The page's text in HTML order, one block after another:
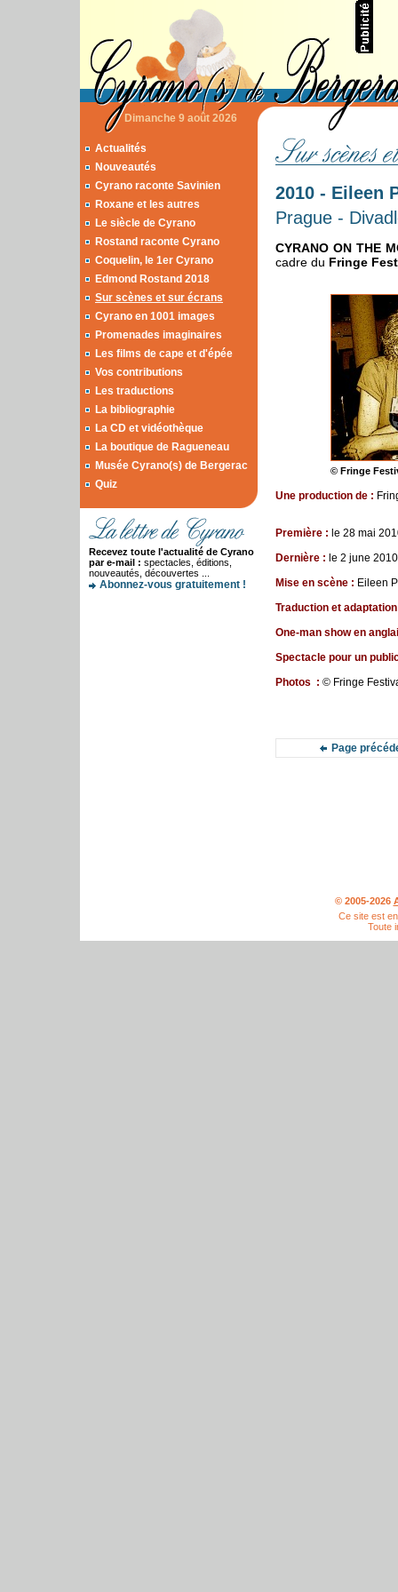
Dimanche 9 août 2026
Actualités
Nouveautés
Cyrano raconte Savinien
Roxane et les autres
Le siècle de Cyrano
Rostand raconte Cyrano
Coquelin, le 1er Cyrano
Edmond Rostand 2018
Sur scènes et sur écrans
Cyrano en 1001 images
Promenades imaginaires
Les films de cape et d'épée
Vos contributions
Les traductions
La bibliographie
La CD et vidéothèque
La boutique de Ragueneau
Musée Cyrano(s) de Bergerac
Quiz
Recevez toute l'actualité de Cyrano
par e-mail : spectacles, éditions,
nouveautés, découvertes ...
Abonnez-vous gratuitement !
2010 - Eileen
Prague -
CYRANO ON THE
cadre du Fringe
© Fringe
Une production de :
Première : le 28 mai
Dernière : le 2 june
Mise en scène : Eileen
Traduction et
One-man show en
Spectacle pour un
Photos : © Fringe
Page
© 2005-2026
Ce site est
Toute